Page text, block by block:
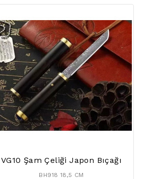
VG10 Şam Çeliği Japon Bıçağı
BH918 18,5 CM